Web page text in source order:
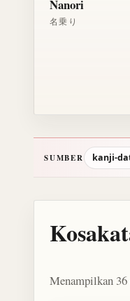
Nanori
名乗り
SUMBER kanji-
Menampilkan